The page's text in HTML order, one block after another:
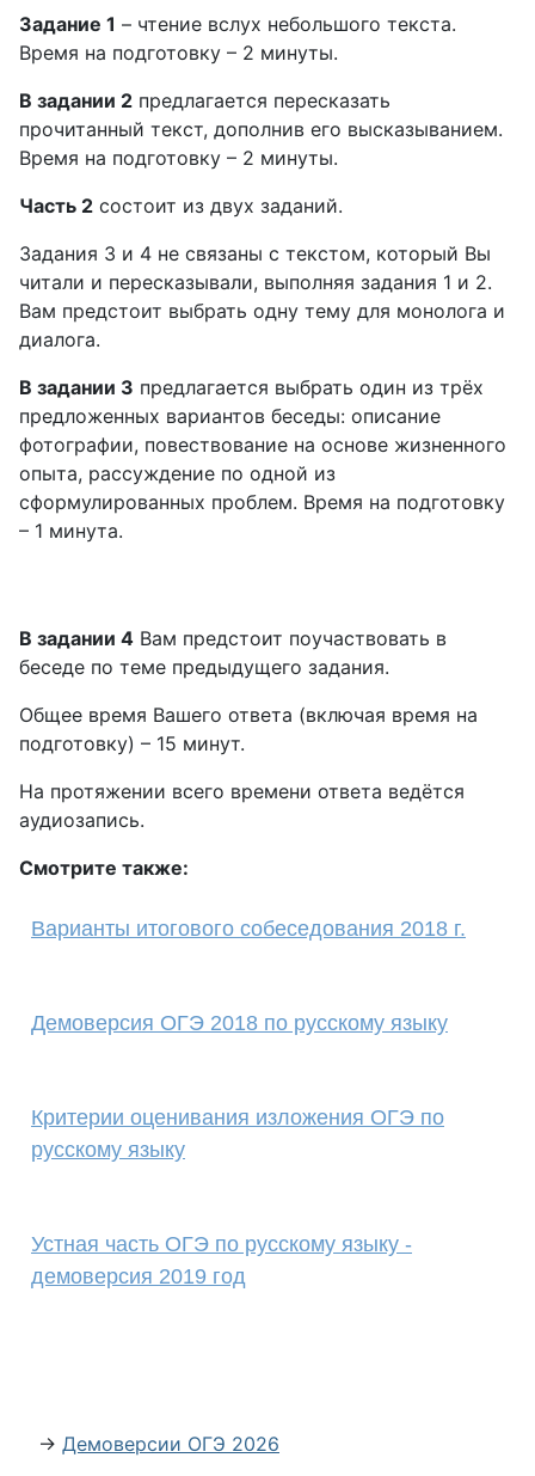
Задание 1 – чтение вслух небольшого текста.
Время на подготовку – 2 минуты.
В задании 2 предлагается пересказать
прочитанный текст, дополнив его высказыванием.
Время на подготовку – 2 минуты.
Часть 2 состоит из двух заданий.
Задания 3 и 4 не связаны с текстом, который Вы
читали и пересказывали, выполняя задания 1 и 2.
Вам предстоит выбрать одну тему для монолога и
диалога.
В задании 3 предлагается выбрать один из трёх
предложенных вариантов беседы: описание
фотографии, повествование на основе жизненного
опыта, рассуждение по одной из
сформулированных проблем. Время на подготовку
– 1 минута.
В задании 4 Вам предстоит поучаствовать в
беседе по теме предыдущего задания.
Общее время Вашего ответа (включая время на
подготовку) – 15 минут.
На протяжении всего времени ответа ведётся
аудиозапись.
Смотрите также:
Варианты итогового собеседования 2018 г.
Демоверсия ОГЭ 2018 по русскому языку
Критерии оценивания изложения ОГЭ по
русскому языку
Устная часть ОГЭ по русскому языку -
демоверсия 2019 год
→ Демоверсии ОГЭ 2026